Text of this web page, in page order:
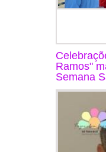
Ramos"
Semana